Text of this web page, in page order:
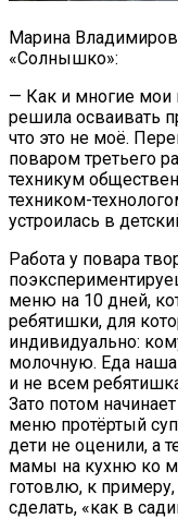
Марина
«Солнышко»:
— Как и многие мои
решила осваивать
что это не моё.
поваром третьего
техникум
техником-
устроилась в
Работа у повара
меню на 10 дней,
ребятишки, для
индивидуально:
молочную. Еда наша
и не всем
Зато потом
меню протёртый
дети не оценили, а
мамы на кухню ко
готовлю, к
сделать, «как в